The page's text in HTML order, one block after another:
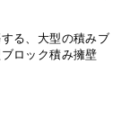
る、大型の積みブ
ロック積み擁壁